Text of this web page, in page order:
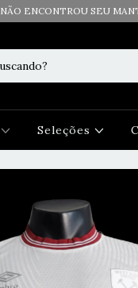
NÃO ENCONTROU SEU
Seleções